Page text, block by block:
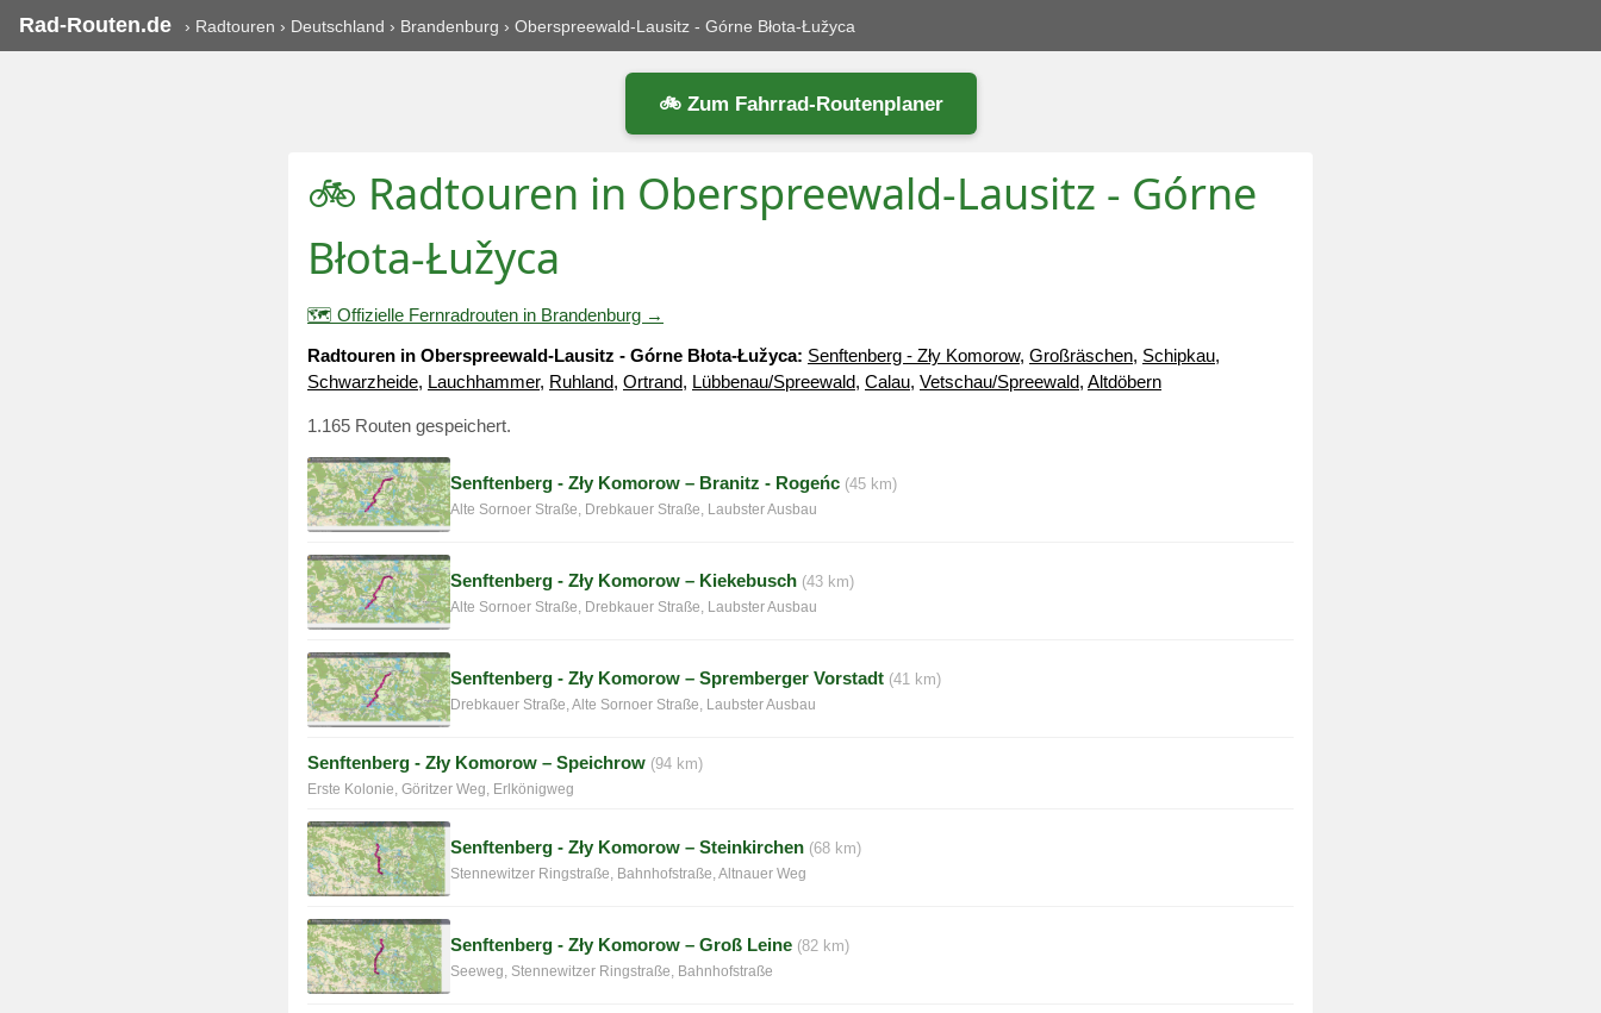
Rad-Routen.de › Radtouren › Deutschland › Brandenburg › Oberspreewald-Lausitz - Górne Błota-Łužyca
🚲 Zum Fahrrad-Routenplaner
🚲 Radtouren in Oberspreewald-Lausitz - Górne
Błota-Łužyca
🗺️ Offizielle Fernradrouten in Brandenburg →
Radtouren in Oberspreewald-Lausitz - Górne Błota-Łužyca: Senftenberg - Zły Komorow, Großräschen, Schipkau,
Schwarzheide, Lauchhammer, Ruhland, Ortrand, Lübbenau/Spreewald, Calau, Vetschau/Spreewald, Altdöbern
1.165 Routen gespeichert.
Senftenberg - Zły Komorow – Branitz - Rogeńc (45 km)
Alte Sornoer Straße, Drebkauer Straße, Laubster Ausbau
Senftenberg - Zły Komorow – Kiekebusch (43 km)
Alte Sornoer Straße, Drebkauer Straße, Laubster Ausbau
Senftenberg - Zły Komorow – Spremberger Vorstadt (41 km)
Drebkauer Straße, Alte Sornoer Straße, Laubster Ausbau
Senftenberg - Zły Komorow – Speichrow (94 km)
Erste Kolonie, Göritzer Weg, Erlkönigweg
Senftenberg - Zły Komorow – Steinkirchen (68 km)
Stennewitzer Ringstraße, Bahnhofstraße, Altnauer Weg
Senftenberg - Zły Komorow – Groß Leine (82 km)
Seeweg, Stennewitzer Ringstraße, Bahnhofstraße